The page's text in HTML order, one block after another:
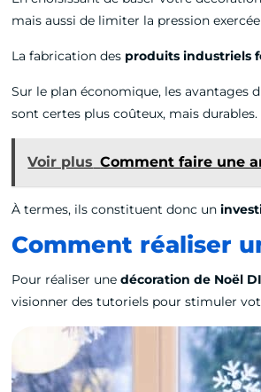
mais aussi de limiter la pression
La fabrication des produits industriels
Sur le plan économique, les avantages
sont certes plus coûteux, mais durables.
Voir plus Comment faire une
À termes, ils constituent donc un
Comment réaliser
Pour réaliser unedécoration de Noël
visionner des tutoriels pour stimuler